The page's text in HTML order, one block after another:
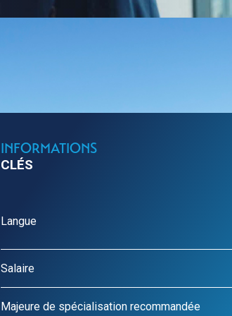
télécommunications
INFORMATIONS
CLÉS
Langue
Salaire
Majeure de spécialisation recommandée